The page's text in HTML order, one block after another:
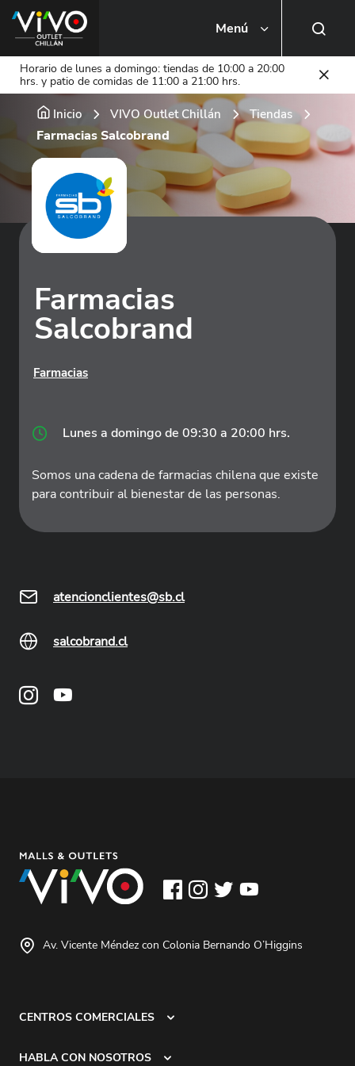
Menú
Busca una tienda o local
Horario de lunes a domingo: tiendas de 10:00 a 20:00
hrs. y patio de comidas de 11:00 a 21:00 hrs.
Inicio VIVO Outlet Chillán Tiendas
Farmacias Salcobrand
Farmacias
Salcobrand
Farmacias
Lunes a domingo de 09:30 a 20:00 hrs.
Somos una cadena de farmacias chilena que existe
para contribuir al bienestar de las personas.
atencionclientes@sb.cl
salcobrand.cl
Av. Vicente Méndez con Colonia Bernando O’Higgins
CENTROS COMERCIALES
HABLA CON NOSOTROS